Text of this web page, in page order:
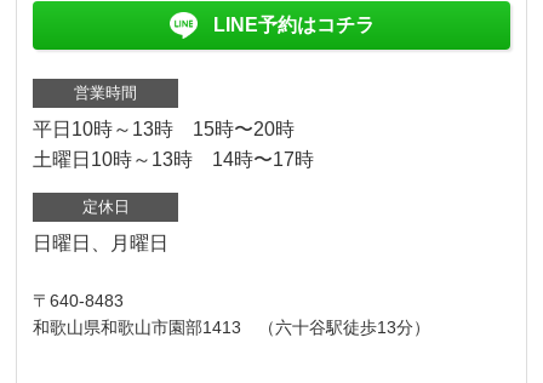
LINE予約はコチラ
営業時間
平日10時～13時 15時〜20時
土曜日10時～13時 14時〜17時
定休日
日曜日、月曜日
〒640-8483
和歌山県和歌山市園部1413 （六十谷駅徒歩13分）